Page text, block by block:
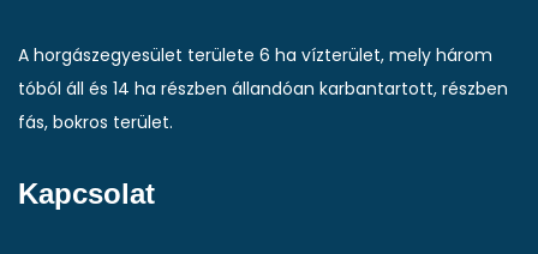
A horgászegyesület területe 6 ha vízterület, mely három
tóból áll és 14 ha részben állandóan karbantartott, részben
fás, bokros terület.
Kapcsolat